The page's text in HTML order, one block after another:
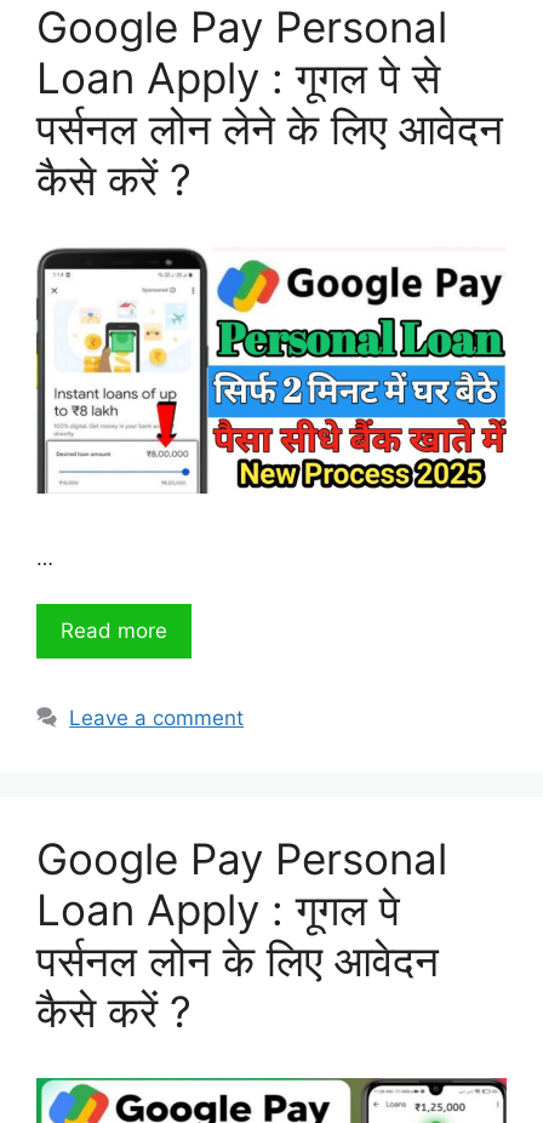
Google Pay Personal
Loan Apply : गूगल पे से
पर्सनल लोन लेने के लिए आवेदन
कैसे करें ?
…
Read more
Leave a comment
Google Pay Personal
Loan Apply : गूगल पे
पर्सनल लोन के लिए आवेदन
कैसे करें ?